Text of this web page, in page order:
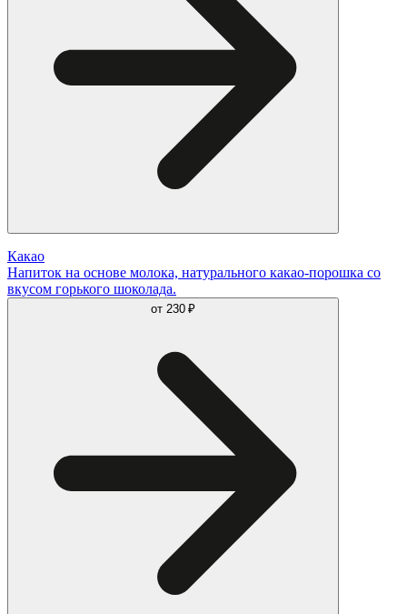
Какао
Напиток на основе молока, натурального какао-порошка со
вкусом горького шоколада.
от 230 ₽